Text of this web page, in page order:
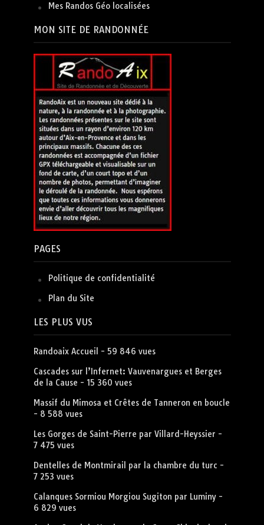
Mes Randos Géo localisées
MON SITE DE RANDONNÉE
PAGES
Politique de confidentialité
Plan du Site
LES PLUS VUS
Randoaix Accueil - 59 846 vues
Cascades sur l’Infernet: Vauvenargues et Berges
de la Cause - 15 360 vues
Massif du Mimosa et Crêtes de Tanneron en boucle
- 8 588 vues
Les Gorges de Saint-Pierre par Villard-Heyssier -
7 475 vues
Dentelles de Montmirail par la chambre du turc -
7 253 vues
Calanques Sormiou Morgiou Sugiton par Luminy-
6 829 vues